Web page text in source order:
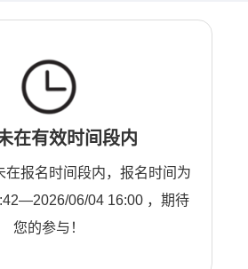
在有效时间段内
在报名时间段内，报名时间为
06/04 16:00 ，期待
您的参与！